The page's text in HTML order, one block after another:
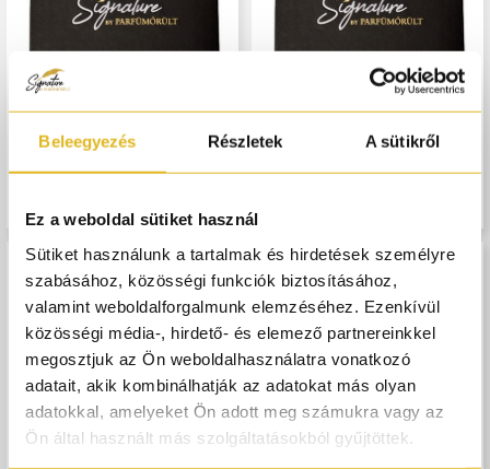
Beleegyezés Részletek A sütikről
Ez a weboldal sütiket használ
Sütiket használunk a tartalmak és hirdetések személyre
szabásához, közösségi funkciók biztosításához,
valamint weboldalforgalmunk elemzéséhez. Ezenkívül
közösségi média-, hirdető- és elemező partnereinkkel
megosztjuk az Ön weboldalhasználatra vonatkozó
adatait, akik kombinálhatják az adatokat más olyan
adatokkal, amelyeket Ön adott meg számukra vagy az
Ön által használt más szolgáltatásokból gyűjtöttek.
Parfums de Bence Top 4 Őszi-